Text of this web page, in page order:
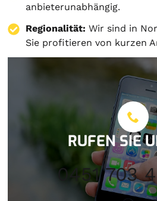
anbieterunabhängig.
Regionalität: Wir sind in
Sie profitieren von kurzen
RUFEN SIE
0451 703